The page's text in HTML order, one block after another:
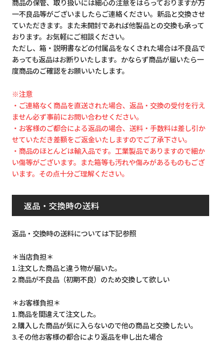
一不良品等がございましたらご連絡ください。新品と交換させ
ていただきます。また未開封であれば他製品との交換も承って
おります。お気軽にご相談ください。
ただし、箱・説明書などの付属品をなくされた場合は不良品で
あっても返品はお断りいたします。かならず商品が届いたら一
度商品のご確認をお願いいたします。
※注意
・ご連絡なく商品を直送された場合、返品・交換の受付を行え
ません必ず事前にお問い合わせください。
・お客様のご都合による返品の場合、送料・手数料は差し引か
せていただき差額をご返金いたしますのでご了承下さい。
・商品のほとんどは輸入品です。工業製品でありますので細か
い傷等がございます。また箱等も汚れや傷みがあるものもござ
います。その点十分ご理解ください。
返品・交換時の送料
返品・交換時の送料については下記参照
＊当店負担＊
1.注文した商品と違う物が届いた。
2.商品が不良品（初期不良）のため交換して欲しい
＊お客様負担＊
1.商品を間違えて注文した。
2.購入した商品が気に入らないので他の商品と交換したい。
3.その他お客様の都合により返品を申し出た場合